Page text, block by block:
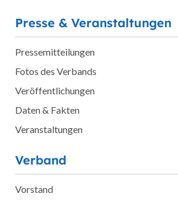
Presse & Veranstaltungen
Pressemitteilungen
Fotos des Verbands
Veröffentlichungen
Daten & Fakten
Veranstaltungen
Verband
Vorstand